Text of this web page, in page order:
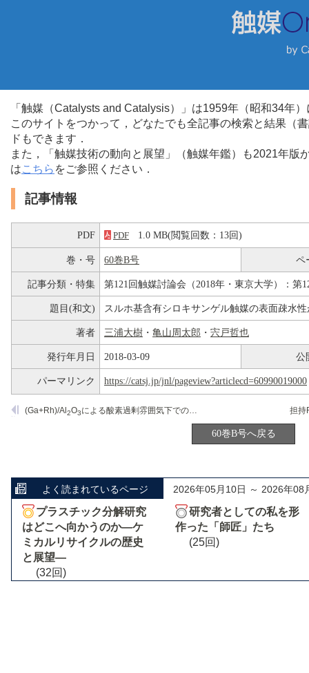
「触媒（Catalysts and Catalysis）」は1959年（昭和34年
このサイトをつかって，どなたでも全記事の検索と結果（
ドもできます．
また，「触媒技術の動向と展望」（触媒年鑑）も2021年
はこちら をご参照ください．
記事情報
PDF PDF 1.0 MB(閲覧回数：13回)
巻・号 60巻B号 ペ
記事分類・特集 第121回触媒討論会（2018年・東京大学）：第
題目(和文) スルホ基含有シロキサンゲル触媒の表面疎水
著者 三浦大樹 ・ 亀山周太郎 ・ 宍戸哲也
発行年月日 2018-03-09 公
パーマリンク https://catsj.jp/jnl/pageview?articlecd=60990019000
(Ga+Rh)/Al 2O3による酸素過剰雰囲気下でのNOx浄化反応
60巻B号へ戻る
よく読まれているページ 2026年05月10日 ～ 2026年08
プラスチック分解研究
はどこへ向かうのか―ケ
ミカルリサイクルの歴史
と展望―
(32回)
研究者としての私を形
作った「師匠」たち
(25回)